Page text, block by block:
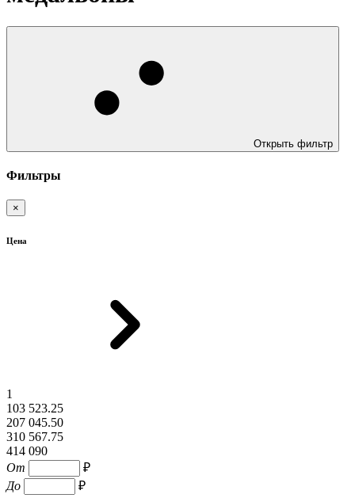
Открыть фильтр
Фильтры
×
Цена
1
103 523.25
207 045.50
310 567.75
414 090
От
₽
До
₽